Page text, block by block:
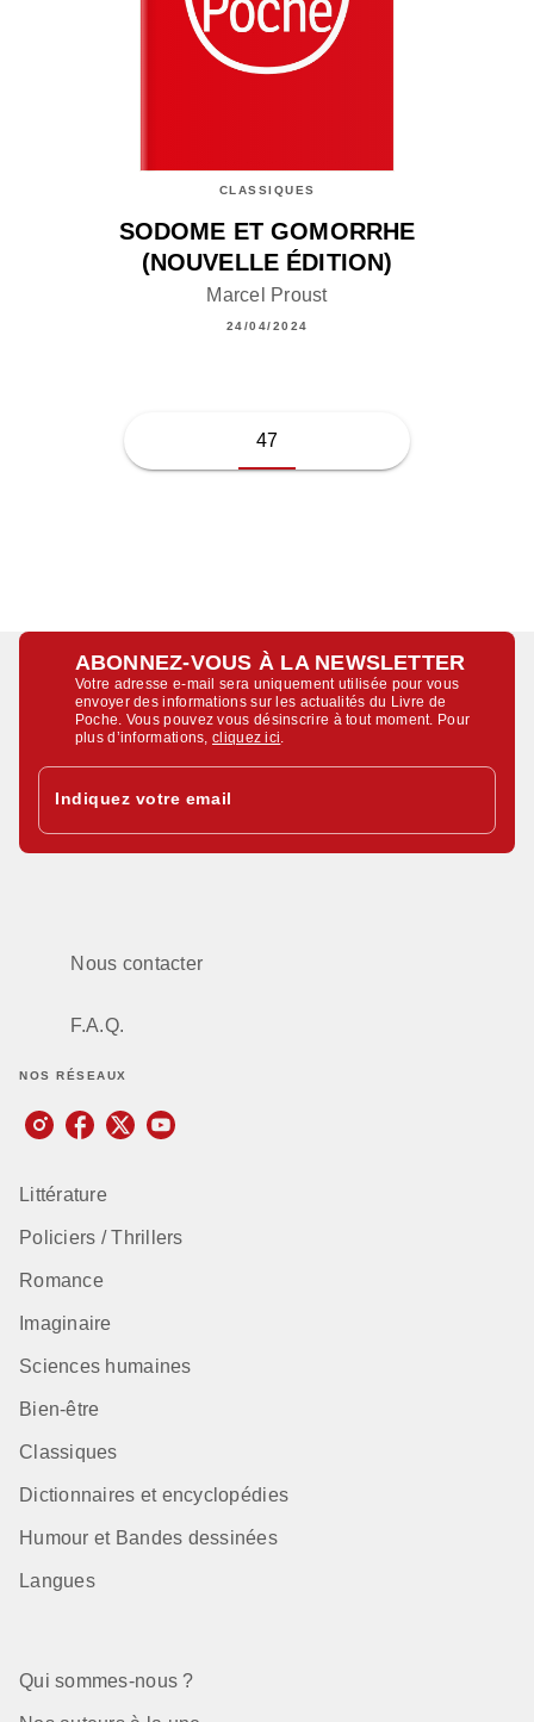
CLASSIQUES
SODOME ET GOMORRHE
(NOUVELLE ÉDITION)
Marcel Proust
24/04/2024
47
ABONNEZ-VOUS À LA NEWSLETTER
Votre adresse e-mail sera uniquement utilisée pour vous
envoyer des informations sur les actualités du Livre de
Poche. Vous pouvez vous désinscrire à tout moment. Pour
plus d’informations,cliquez ici
Indiquez votre email
Nous contacter
F.A.Q.
NOS RÉSEAUX
Littérature
Policiers / Thrillers
Romance
Imaginaire
Sciences humaines
Bien-être
Classiques
Dictionnaires et encyclopédies
Humour et Bandes dessinées
Langues
Qui sommes-nous ?